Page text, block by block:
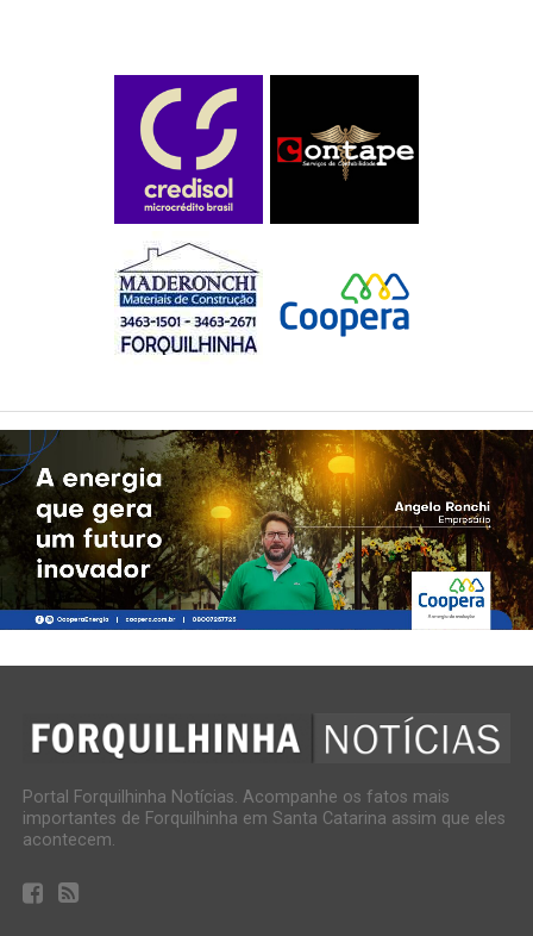
Portal Forquilhinha Notícias. Acompanhe os fatos mais
importantes de Forquilhinha em Santa Catarina assim que eles
acontecem.